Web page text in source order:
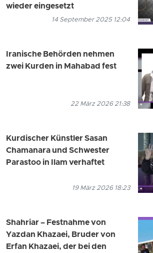
wieder eingesetzt
14 September 2025 12:04
Iranische Behörden nehmen
zwei Kurden in Mahabad fest
22 März 2026 21:38
Kurdischer Künstler Sasan
Chamanara und Schwester
Parastoo in Ilam verhaftet
19 März 2026 18:23
Shahriar – Festnahme von
Yazdan Khazaei, Bruder von
Erfan Khazaei, der bei den